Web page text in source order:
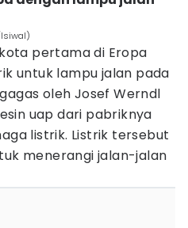
pertama di Eropa
untuk lampu jalan pada
oleh Josef Werndl
uap dari pabriknya
listrik. Listrik tersebut
menerangi jalan-jalan